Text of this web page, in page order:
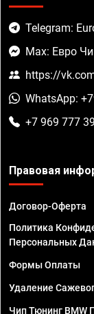
Telegram:
Max: Евро
https://
WhatsApp:
+7 969 777
Правовая
Договор-Оферта
Политика
Персональных
Формы Оплаты
Удаление
Чип Тюнинг BMW